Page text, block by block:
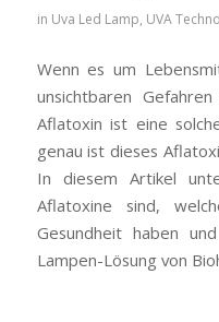
in Uva Led Lamp, UVA
Wenn es um
unsichtbaren
Aflatoxin ist eine
genau ist dieses
In diesem Artikel
Aflatoxine sind,
Gesundheit haben
Lampen-Lösung von